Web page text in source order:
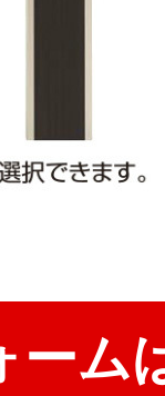
ーム